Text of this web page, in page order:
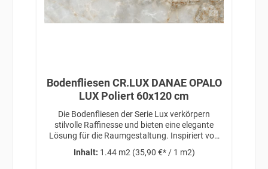
Bodenfliesen CR.LUX DANAE OPALO
LUX Poliert 60x120 cm
Die Bodenfliesen der Serie Lux verkörpern
stilvolle Raffinesse und bieten eine elegante
Lösung für die Raumgestaltung. Inspiriert von
Design, verleihen diese Fliesen jedem Raum eine
Inhalt: 1.44 m2 (35,90 €* / 1 m2)